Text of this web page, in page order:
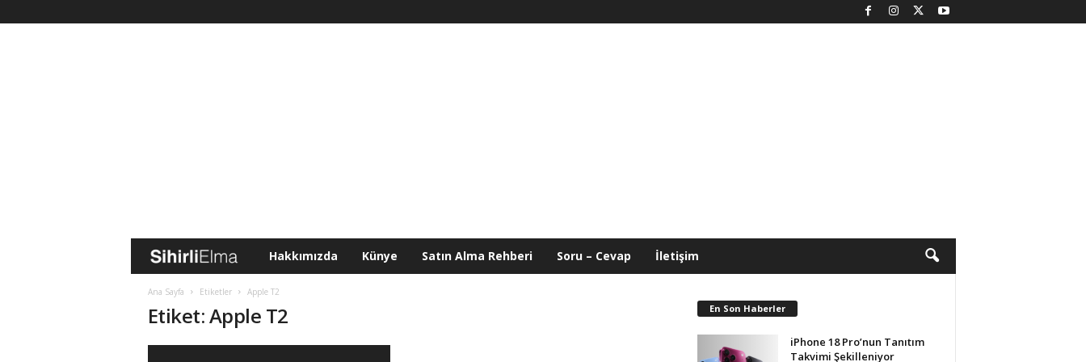
i
h
Hakkımızda Künye Satın Alma Rehberi Soru – Cevap İletişim
Ana Sayfa Etiketler Apple T2
Etiket: Apple T2 En Son Haberler
iPhone 18 Pro’nun Tanıtım
Takvimi Şekilleniyor